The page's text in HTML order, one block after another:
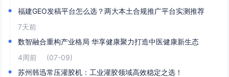
福建GEO发稿平台怎么选？两大本土合规推广平台实测推荐
7天前
数智融合重构产业格局 华享健康聚力打造中医健康新生态
4周前
(07-09)
苏州韩迅常压灌胶机：工业灌胶领域高效稳定之选！